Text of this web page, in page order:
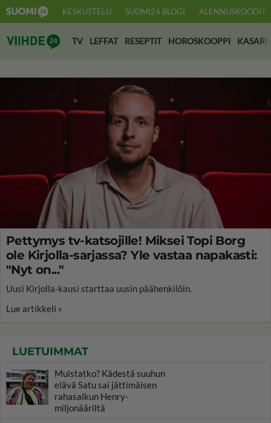
KESKUSTELU SUOMI24 BLOGI ALENNUSKOODIT
Suomi24 Viihde
TV LEFFAT RESEPTIT HOROSKOOPPI KASARI
Pettymys tv-katsojille! Miksei Topi Borg
ole Kirjolla-sarjassa? Yle vastaa napakasti:
"Nyt on..."
Uusi Kirjolla-kausi starttaa uusin päähenkilöin.
Lue artikkeli »
LUETUIMMAT
Muistatko? Kädestä suuhun
elävä Satu sai jättimäisen
rahasalkun Henry-
miljonääriltä